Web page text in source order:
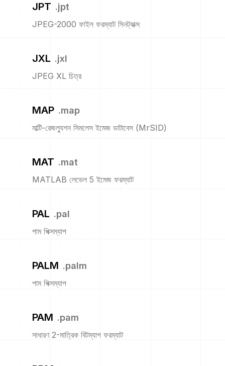
JPT .jpt
JPEG-2000 ফাইল ফরম্যাট সিনট্যাক্স
JXL .jxl
JPEG XL চিত্র
MAP .map
মাল্টি-রেজল্যুশন সিমলেস ইমেজ ডাটাবেস (MrSID)
MAT .mat
MATLAB লেভেল 5 ইমেজ ফরম্যাট
PAL .pal
পাম পিক্সম্যাপ
PALM .palm
পাম পিক্সম্যাপ
PAM .pam
সাধারণ 2-মাত্রিক বিটম্যাপ ফরম্যাট